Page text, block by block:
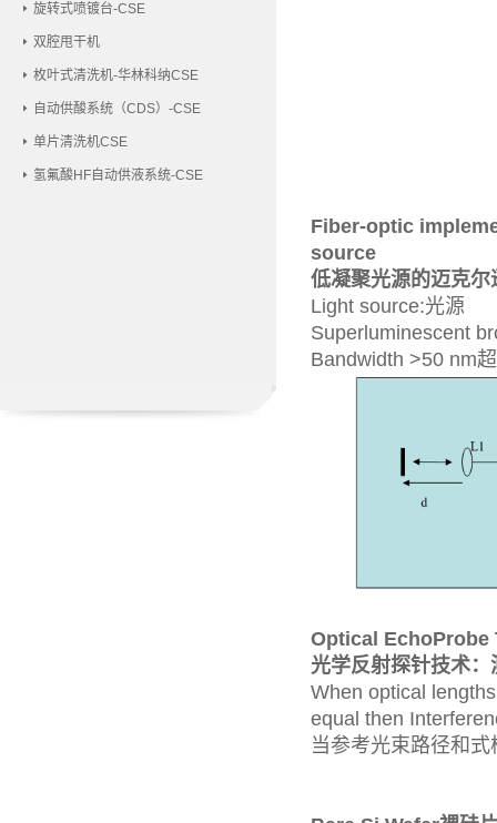
旋转式喷镀台-CSE
双腔甩干机
枚叶式清洗机-华林科纳CSE
自动供酸系统（CDS）-CSE
单片清洗机CSE
氢氟酸HF自动供液系统-CSE
Fiber-optic
source
低凝聚光源的迈克
Light source:光源
Superluminescent
Bandwidth >50 nm
Optical EchoProbe
光学反射探针技术：
When optical
equal then
当参考光束路径和